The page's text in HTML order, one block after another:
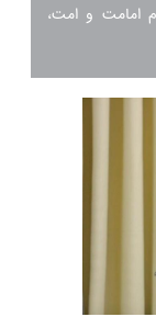
امامت و امت،